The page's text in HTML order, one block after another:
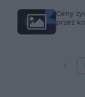
Ceny
przez
1